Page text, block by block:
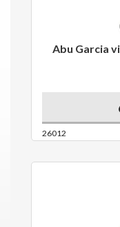
Abu Garcia
26012